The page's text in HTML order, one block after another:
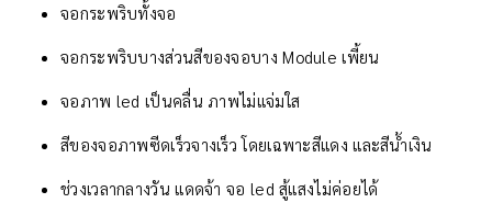
จอกระพริบทั้งจอ
จอกระพริบบางส่วนสีของจอบาง Module เพี้ยน
จอภาพ led เป็นคลื่น ภาพไม่แจ่มใส
สีของจอภาพซีดเร็วจางเร็ว โดยเฉพาะสีแดง และสีน้ำเงิน
ช่วงเวลากลางวัน แดดจ้า จอ led สู้แสงไม่ค่อยได้